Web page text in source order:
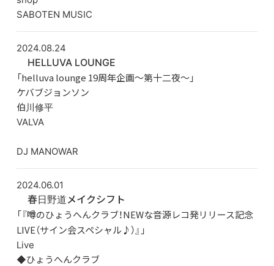
SABOTEN MUSIC
2024.08.24
HELLUVA LOUNGE
「helluva lounge 19周年企画～第十二夜～」
ケバブジョンソン
伯川修平
VALVA
DJ MANOWAR
2024.06.01
春日野道メイクシフト
「『噂のひょうへんクラブ！NEWな音源レコ発リリース記念
LIVE（サイン会スペシャル♪）』」
Live
◆ひょうへんクラブ